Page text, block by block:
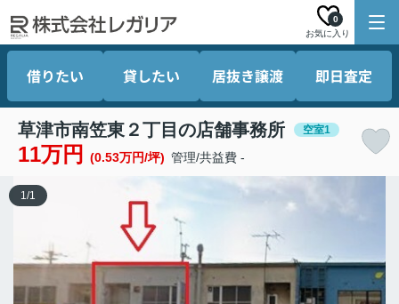
お気に入り
0
借りたい 貸したい 居抜き譲渡 即日査定
草津市南笠東２丁目の店舗事務所 空室1
11万円 (0.53万円/坪) 管理/共益費 -
1 /1